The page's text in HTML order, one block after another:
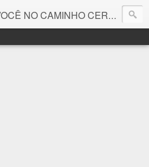
NO CAMINHO CERTO! 🤓💻🚀